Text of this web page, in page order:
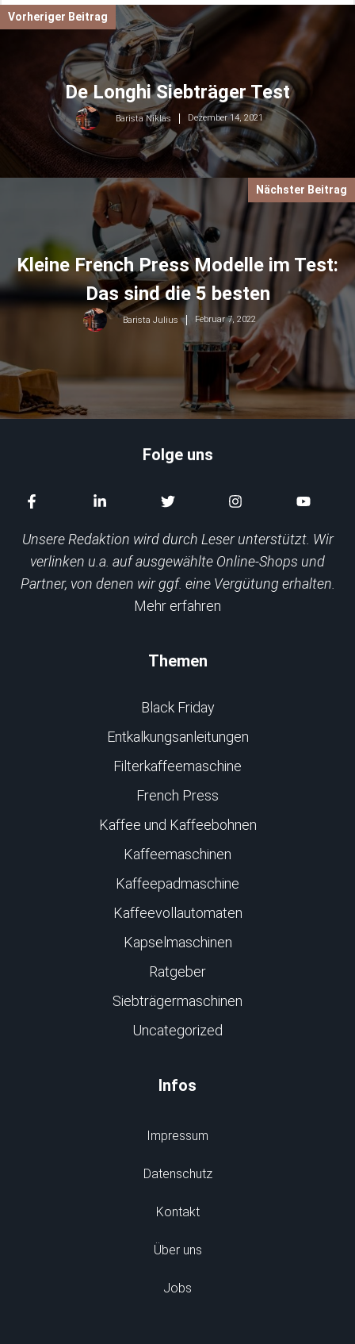
Vorheriger Beitrag
De Longhi Siebträger Test
Barista Niklas Dezember 14, 2021
Nächster Beitrag
Kleine French Press Modelle im Test:
Das sind die 5 besten
Barista Julius Februar 7, 2022
Folge uns
Unsere Redaktion wird durch Leser unterstützt. Wir
verlinken u.a. auf ausgewählte Online-Shops und
Partner, von denen wir ggf. eine Vergütung erhalten.
Mehr erfahren
Themen
Black Friday
Entkalkungsanleitungen
Filterkaffeemaschine
French Press
Kaffee und Kaffeebohnen
Kaffeemaschinen
Kaffeepadmaschine
Kaffeevollautomaten
Kapselmaschinen
Ratgeber
Siebträgermaschinen
Uncategorized
Infos
Impressum
Datenschutz
Kontakt
Über uns
Jobs